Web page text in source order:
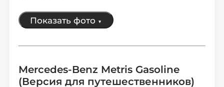
Показать фото ▼
Mercedes-Benz Metris Gasoline
(Версия для путешественников)